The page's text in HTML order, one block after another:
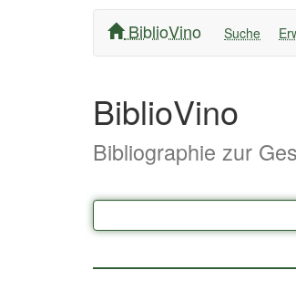
BiblioVino Suche
BiblioVino
Bibliographie zur